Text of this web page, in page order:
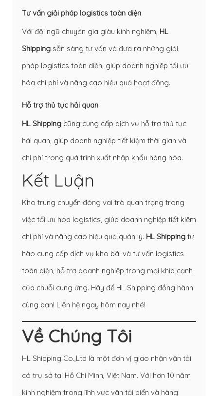
Tư vấn giải pháp logistics toàn diện
Với đội ngũ chuyên gia giàu kinh nghiệm, HL
Shipping sẵn sàng tư vấn và đưa ra những giải
pháp logistics toàn diện, giúp doanh nghiệp tối ưu
hóa chi phí và nâng cao hiệu quả hoạt động.
Hỗ trợ thủ tục hải quan
HL Shipping cũng cung cấp dịch vụ hỗ trợ thủ tục
hải quan, giúp doanh nghiệp tiết kiệm thời gian và
chi phí trong quá trình xuất nhập khẩu hàng hóa.
Kết Luận
Kho trung chuyển đóng vai trò quan trọng trong
việc tối ưu hóa logistics, giúp doanh nghiệp tiết kiệm
chi phí và nâng cao hiệu quả quản lý. HL Shipping tự
hào cung cấp dịch vụ kho bãi và tư vấn logistics
toàn diện, hỗ trợ doanh nghiệp trong mọi khía cạnh
của chuỗi cung ứng. Hãy để HL Shipping đồng hành
cùng bạn! Liên hệ ngay hôm nay nhé!
Về Chúng Tôi
HL Shipping Co.,Ltd là một đơn vị giao nhận vận tải
có trụ sở tại Hồ Chí Minh, Việt Nam. Với hơn 10 năm
kinh nghiệm trong lĩnh vực vân tải biển và hàng